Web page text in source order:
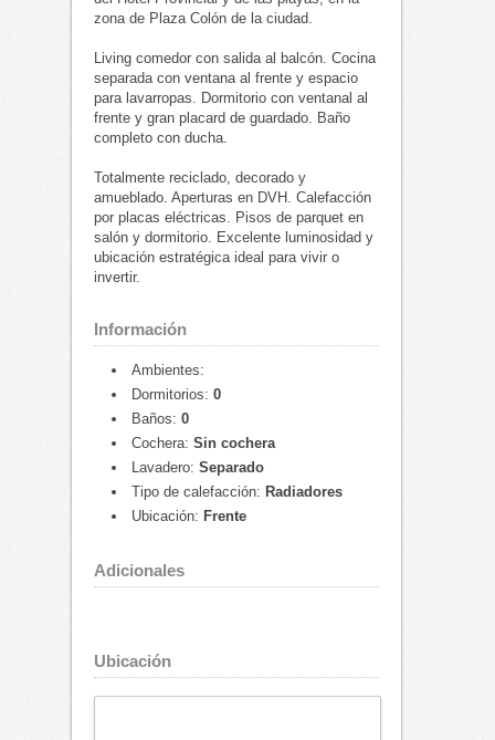
zona de Plaza Colón de la ciudad.
Living comedor con salida al balcón. Cocina
separada con ventana al frente y espacio
para lavarropas. Dormitorio con ventanal al
frente y gran placard de guardado. Baño
completo con ducha.
Totalmente reciclado, decorado y
amueblado. Aperturas en DVH. Calefacción
por placas eléctricas. Pisos de parquet en
salón y dormitorio. Excelente luminosidad y
ubicación estratégica ideal para vivir o
invertir.
Información
Ambientes:
Dormitorios: 0
Baños: 0
Cochera: Sin cochera
Lavadero: Separado
Tipo de calefacción: Radiadores
Ubicación: Frente
Adicionales
Ubicación